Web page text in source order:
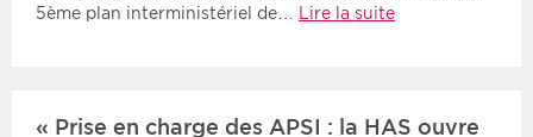
5ème plan interministériel de…
Lire la suite
« Prise en charge des APSI : la HAS ouvre